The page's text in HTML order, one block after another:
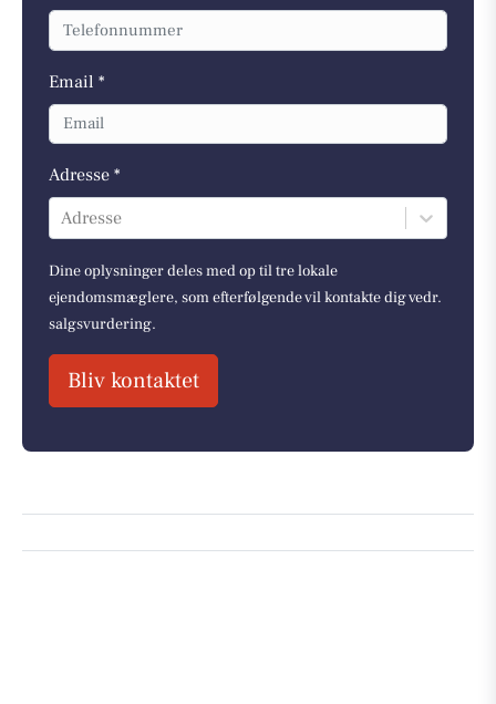
Email *
Adresse *
Adresse
Dine oplysninger deles med op til tre lokale
ejendomsmæglere, som efterfølgende vil kontakte dig vedr.
salgsvurdering.
Bliv kontaktet